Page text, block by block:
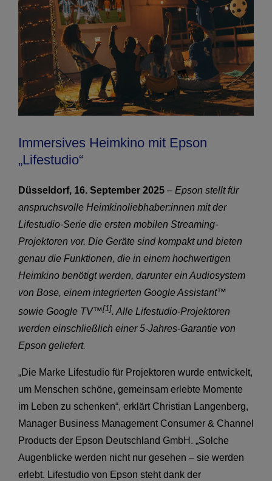
Immersives Heimkino mit Epson
„Lifestudio“
Düsseldorf, 16. September 2025– Epson stellt für
anspruchsvolle Heimkinoliebhaber:innen mit der
Lifestudio-Serie die ersten mobilen Streaming-
Projektoren vor. Die Geräte sind kompakt und bieten
genau die Funktionen, die in einem hochwertigen
Heimkino benötigt werden, darunter ein Audiosystem
von Bose, einem integrierten Google Assistant™
sowie Google TV™[1]. Alle Lifestudio-Projektoren
werden einschließlich einer 5-Jahres-Garantie von
Epson geliefert.
„Die Marke Lifestudio für Projektoren wurde entwickelt,
um Menschen schöne, gemeinsam erlebte Momente
im Leben zu schenken“, erklärt Christian Langenberg,
Manager Business Management Consumer & Channel
Products der Epson Deutschland GmbH. „Solche
Augenblicke werden nicht nur gesehen – sie werden
erlebt. Lifestudio von Epson steht dank der